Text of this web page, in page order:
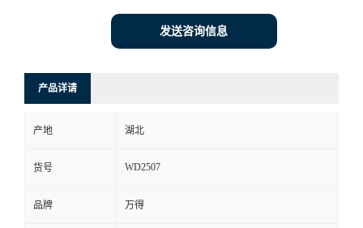
发送咨询信息
产品详请
产地 湖北
货号 WD2507
品牌 万得